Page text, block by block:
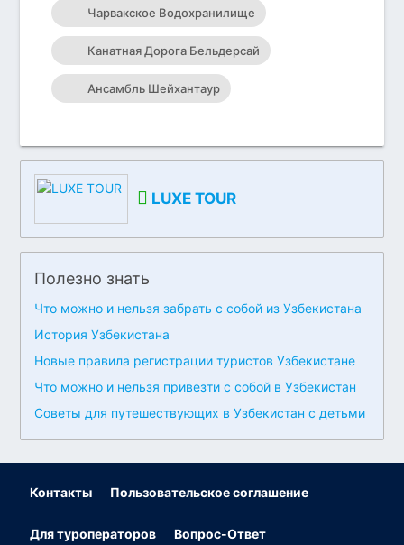
Чарвакское Водохранилище
Канатная Дорога Бельдерсай
Ансамбль Шейхантаур
LUXE TOUR
Полезно знать
Что можно и нельзя забрать с собой из Узбекистана
История Узбекистана
Новые правила регистрации туристов Узбекистане
Что можно и нельзя привезти с собой в Узбекистан
Советы для путешествующих в Узбекистан с детьми
Контакты Пользовательское соглашение
Для туроператоров Вопрос-Ответ